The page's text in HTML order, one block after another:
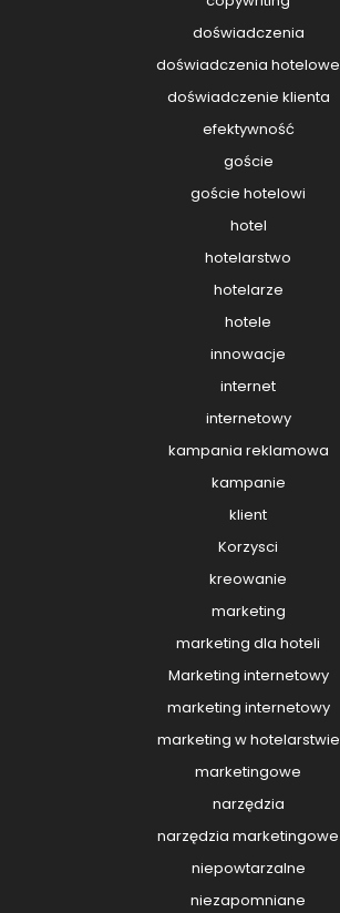
doświadczenia
doświadczenia hotelowe
doświadczenie klienta
efektywność
goście
goście hotelowi
hotel
hotelarstwo
hotelarze
hotele
innowacje
internet
internetowy
kampania reklamowa
kampanie
klient
Korzysci
kreowanie
marketing
marketing dla hoteli
Marketing internetowy
marketing internetowy
marketing w hotelarstwie
marketingowe
narzędzia
narzędzia marketingowe
niepowtarzalne
niezapomniane